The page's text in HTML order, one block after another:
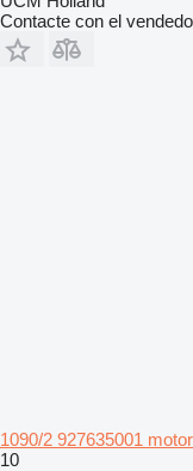
Contacte con el
1090/2 927635001
10